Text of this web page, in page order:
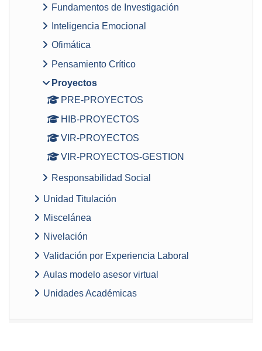
Fundamentos de Investigación
Inteligencia Emocional
Ofimática
Pensamiento Crítico
Proyectos
PRE-PROYECTOS
HIB-PROYECTOS
VIR-PROYECTOS
VIR-PROYECTOS-GESTION
Responsabilidad Social
Unidad Titulación
Miscelánea
Nivelación
Validación por Experiencia Laboral
Aulas modelo asesor virtual
Unidades Académicas